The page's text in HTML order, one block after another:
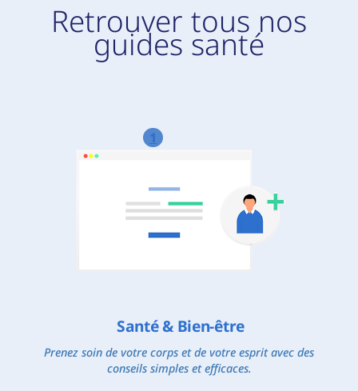
Retrouver tous nos
guides santé
1
Santé & Bien-être
Prenez soin de votre corps et de votre esprit avec des
conseils simples et efficaces.